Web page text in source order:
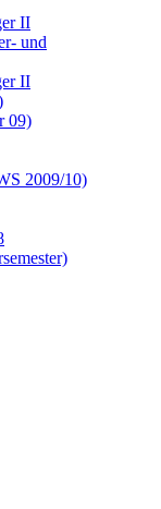
II
und
II
09)
2009/10)